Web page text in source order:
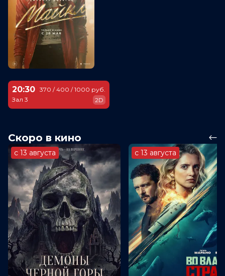
20:30
Зал 3
370 / 400 / 1000 руб.
2D
Скоро в кино
с 13 августа с 13 августа